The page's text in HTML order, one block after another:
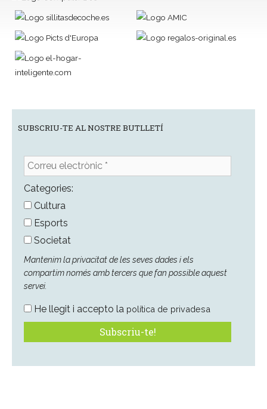
SUBSCRIU-TE AL NOSTRE BUTLLETÍ
Correu
electrònic
*Categories:
Cultura
Esports
Societat
Mantenim la privacitat de les seves dades i els
compartim només amb tercers que fan possible aquest
servei.
He llegit i accepto la política de privadesa